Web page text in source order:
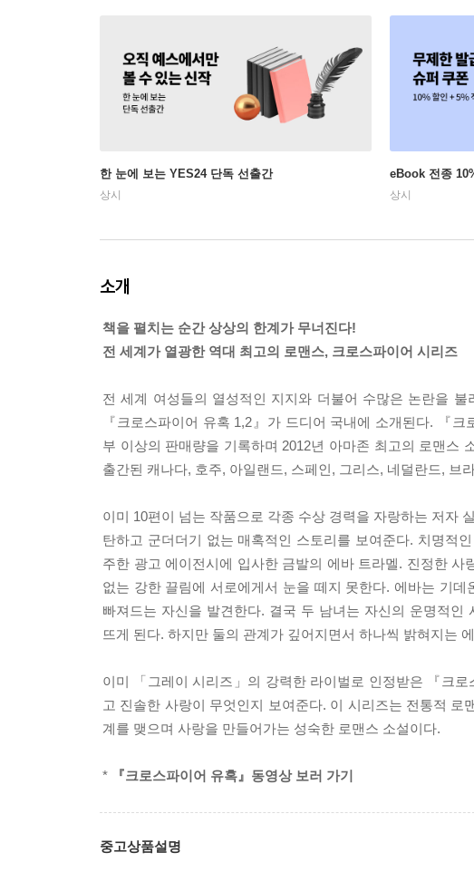
한 눈에 보는 YES24 단독 선출간
상시
eBook 전종
상시
소개
책을 펼치는 순간 상상의 한계가 무너진다!
전 세계가 열광한 역대 최고의 로맨스, 크로스파이어 시리즈
전 세계 여성들의 열성적인 지지와 더불어 수많은 논란을
『크로스파이어 유혹 1,2』가 드디어 국내에 소개된다. 『
부 이상의 판매량을 기록하며 2012년 아마존 최고의 로맨스
출간된 캐나다, 호주, 아일랜드, 스페인, 그리스, 네덜란드, 브
이미 10편이 넘는 작품으로 각종 수상 경력을 자랑하는 저자
탄하고 군더더기 없는 매혹적인 스토리를 보여준다. 치명적
주한 광고 에이전시에 입사한 금발의 에바 트라멜. 진정한
없는 강한 끌림에 서로에게서 눈을 떼지 못한다. 에바는 기
빠져드는 자신을 발견한다. 결국 두 남녀는 자신의 운명적
뜨게 된다. 하지만 둘의 관계가 깊어지면서 하나씩 밝혀지는
이미 「그레이 시리즈」의 강력한 라이벌로 인정받은 『크
고 진솔한 사랑이 무엇인지 보여준다. 이 시리즈는 전통적 로
계를 맺으며 사랑을 만들어가는 성숙한 로맨스 소설이다.
* 『크로스파이어 유혹』동영상 보러 가기
중고상품설명